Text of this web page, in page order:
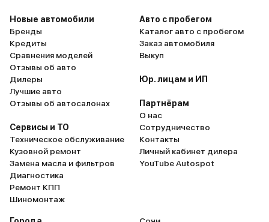
Новые автомобили
Бренды
Кредиты
Сравнения моделей
Отзывы об авто
Дилеры
Лучшие авто
Отзывы об автосалонах
Сервисы и ТО
Техническое обслуживание
Кузовной ремонт
Замена масла и фильтров
Диагностика
Ремонт КПП
Шиномонтаж
Авто с пробегом
Каталог авто с пробегом
Заказ автомобиля
Выкуп
Юр. лицам и ИП
Партнёрам
О нас
Сотрудничество
Контакты
Личный кабинет дилера
YouTube Autospot